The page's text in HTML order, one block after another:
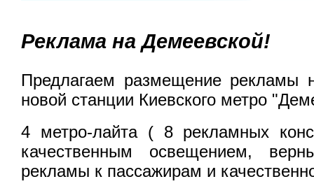
Реклама на Демеевской!
Предлагаем размещение рекламы
новой станции Киевского метро
4 метро-лайта ( 8 рекламных
качественным освещением,
рекламы к пассажирам и